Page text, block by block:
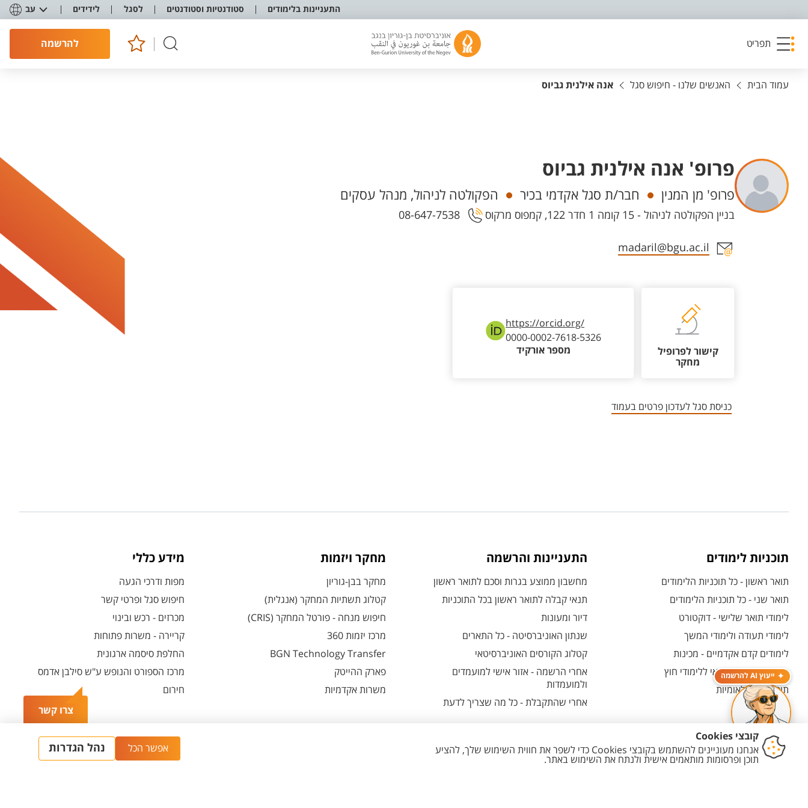
התעניינות בלימודים סטודנטיות וסטודנטים לסגל לידידים עב
תפריט להרשמה
צרו קשר
ייעוץ AI להרשמה
עמוד הבית האנשים שלנו - חיפוש סגל אנה אילנית גביוס
פרופ' אנה אילנית גביוס
יחידות
פרופ' מן המנין חבר/ת סגל אקדמי בכיר הפקולטה לניהול, מנהל עסקים
בניין הפקולטה לניהול - 15 קומה 1 חדר 122, קמפוס מרקוס 08-647-7538
אזור צור קשר עם איש הסגל
madaril@bgu.ac.il
קישור לפרופיל
מחקר
https://orcid.org/
0000-0002-7618-5326
מספר אורקיד
כניסת סגל לעדכון פרטים בעמוד
תוכניות לימודים
תואר ראשון - כל תוכניות הלימודים
תואר שני - כל תוכניות הלימודים
לימודי תואר שלישי - דוקטורט
לימודי תעודה ולימודי המשך
לימודים קדם אקדמיים - מכינות
המרכז האוניברסיטאי ללימודי חוץ
תוכניות בין-לאומיות
התעניינות והרשמה
מחשבון ממוצע בגרות וסכם לתואר ראשון
תנאי קבלה לתואר ראשון בכל התוכניות
דיור ומעונות
שנתון האוניברסיטה - כל התארים
קטלוג הקורסים האוניברסיטאי
אחרי הרשמה - אזור אישי למועמדים
ולמועמדות
אחרי שהתקבלת - כל מה שצריך לדעת
מחקר ויזמות
מחקר בבן-גוריון
קטלוג תשתיות המחקר (אנגלית)
חיפוש מנחה - פורטל המחקר (CRIS)
מרכז יזמות 360
BGN Technology Transfer
פארק ההייטק
משרות אקדמיות
מידע כללי
מפות ודרכי הגעה
חיפוש סגל ופרטי קשר
מכרזים - רכש ובינוי
קריירה - משרות פתוחות
החלפת סיסמה ארגונית
מרכז הספורט והנופש ע"ש סילבן אדמס
חירום